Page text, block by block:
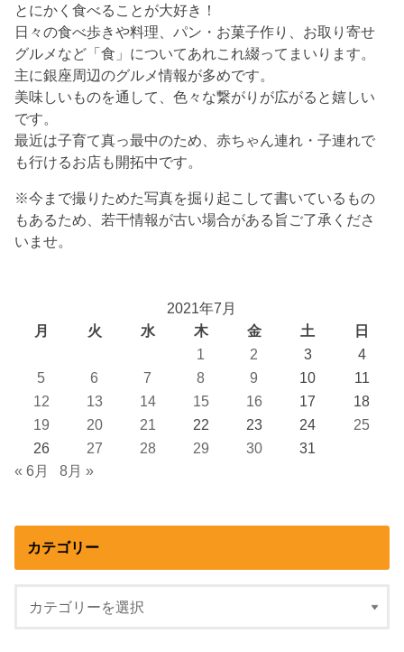
とにかく食べることが大好き！
日々の食べ歩きや料理、パン・お菓子作り、お取り寄せ
グルメなど「食」についてあれこれ綴ってまいります。
主に銀座周辺のグルメ情報が多めです。
美味しいものを通して、色々な繋がりが広がると嬉しい
です。
最近は子育て真っ最中のため、赤ちゃん連れ・子連れで
も行けるお店も開拓中です。
※今まで撮りためた写真を掘り起こして書いているもの
もあるため、若干情報が古い場合がある旨ご了承くださ
いませ。
2021年7月
月
火 水 木 金 土
日
1
2 3
4
5
6 7 8 9 10
11
12
13 14 15 16 17
18
19
20 21 22 23 24
25
26
27 28 29 30
31
« 6月
8月 »
カテゴリー